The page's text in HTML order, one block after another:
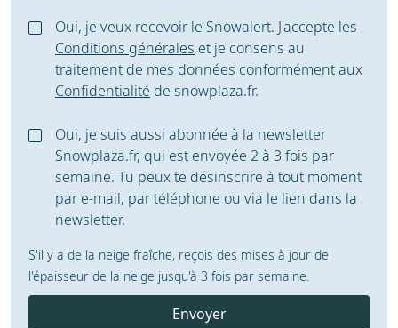
Oui, je veux recevoir le Snowalert. J'accepte les
Conditions générales et je consens au
traitement de mes données conformément aux
Confidentialité de snowplaza.fr.
Oui, je suis aussi abonnée à la newsletter
Snowplaza.fr, qui est envoyée 2 à 3 fois par
semaine. Tu peux te désinscrire à tout moment
par e-mail, par téléphone ou via le lien dans la
newsletter.
S'il y a de la neige fraîche, reçois des mises à jour de
l'épaisseur de la neige jusqu'à 3 fois par semaine.
Envoyer